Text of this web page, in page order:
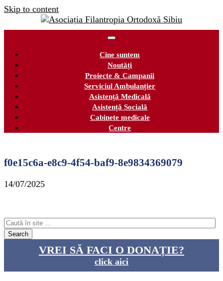
Skip to content
Cine suntem
Noutăți
Proiecte & Campanii
Serviciul Ambulanțier
Asistență Medicală
Asistență Socială
Cabinete medicale
Centre
f0e15c6a-e8c9-4f54-baf9-8e9834369079
14/07/2025
VREI SĂ FACI O DONAȚIE?
click aici